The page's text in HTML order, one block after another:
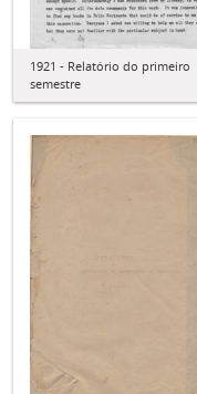
1921 - Relatório do primeiro
semestre